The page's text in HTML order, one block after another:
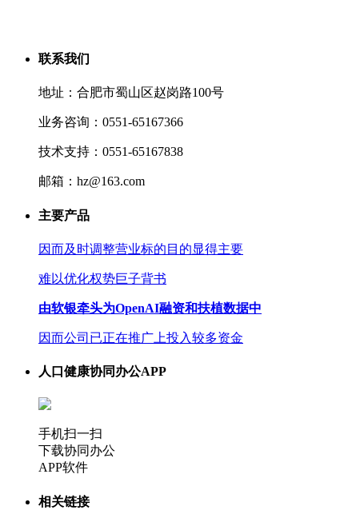
联系我们
地址：合肥市蜀山区赵岗路100号
业务咨询：0551-65167366
技术支持：0551-65167838
邮箱：hz@163.com
主要产品
因而及时调整营业标的目的显得主要
难以优化权势巨子背书
由软银牵头为OpenAI融资和扶植数据中
因而公司已正在推广上投入较多资金
人口健康协同办公APP
手机扫一扫
下载协同办公
APP软件
相关链接